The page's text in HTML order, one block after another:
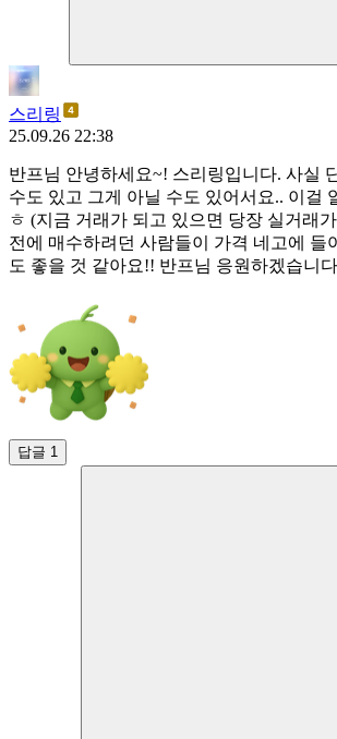
스리링
25.09.26 22:38
반프님 안녕하세요~! 스리링입니다. 사실
수도 있고 그게 아닐 수도 있어서요.. 이걸
ㅎ (지금 거래가 되고 있으면 당장 실거래
전에 매수하려던 사람들이 가격 네고에
도 좋을 것 같아요!! 반프님 응원하겠습니
답글 1